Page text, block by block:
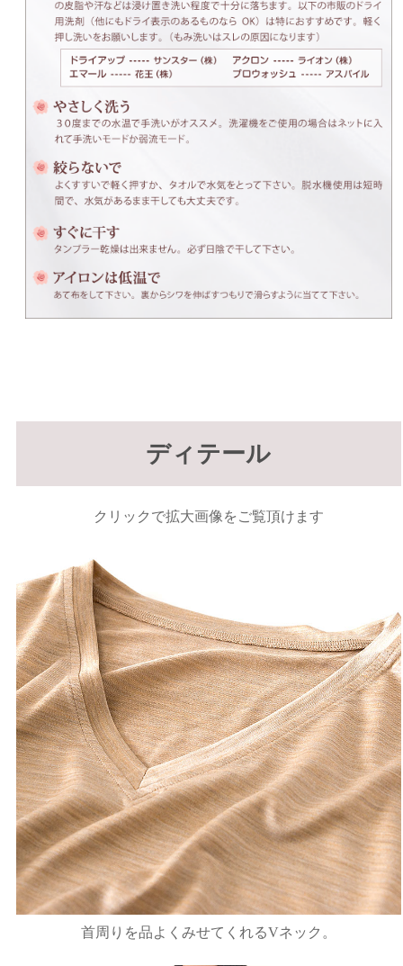
ディテール
クリックで拡大画像をご覧頂けます
首周りを品よくみせてくれるVネック。